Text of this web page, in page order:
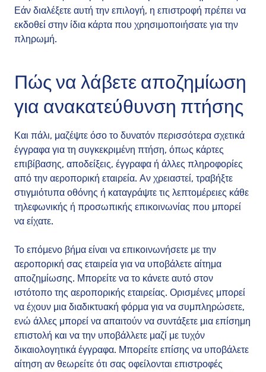
Εάν διαλέξετε αυτή την επιλογή, η επιστροφή πρέπει να
εκδοθεί στην ίδια κάρτα που χρησιμοποιήσατε για την
πληρωμή.
Πώς να λάβετε αποζημίωση
για ανακατεύθυνση πτήσης
Και πάλι, μαζέψτε όσο το δυνατόν περισσότερα σχετικά
έγγραφα για τη συγκεκριμένη πτήση, όπως κάρτες
επιβίβασης, αποδείξεις, έγγραφα ή άλλες πληροφορίες
από την αεροπορική εταιρεία. Αν χρειαστεί, τραβήξτε
στιγμιότυπα οθόνης ή καταγράψτε τις λεπτομέρειες κάθε
τηλεφωνικής ή προσωπικής επικοινωνίας που μπορεί
να είχατε.
Το επόμενο βήμα είναι να επικοινωνήσετε με την
αεροπορική σας εταιρεία για να υποβάλετε αίτημα
αποζημίωσης. Μπορείτε να το κάνετε αυτό στον
ιστότοπο της αεροπορικής εταιρείας. Ορισμένες μπορεί
να έχουν μια διαδικτυακή φόρμα για να συμπληρώσετε,
ενώ άλλες μπορεί να απαιτούν να συντάξετε μια επίσημη
επιστολή και να την υποβάλλετε μαζί με τυχόν
δικαιολογητικά έγγραφα. Μπορείτε επίσης να υποβάλετε
αίτηση αν θεωρείτε ότι σας οφείλονται επιστροφές